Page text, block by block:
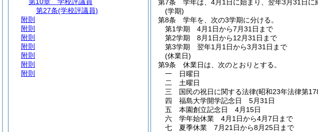
第7条
学年は、4月1日に始まり、翌年3月31日に
(学期)
第8条
学年を、次の3学期に分ける。
第1学期 4月1日から7月31日まで
第2学期 8月1日から12月31日まで
第3学期 翌年1月1日から3月31日まで
(休業日)
第9条
休業日は、次のとおりとする。
一
日曜日
二
土曜日
三
国民の祝日に関する法律(昭和23年法律第
四
福島大学開学記念日 5月31日
五
本園創立記念日 4月15日
六
学年始休業 4月1日から4月7日まで
七
夏季休業 7月21日から8月25日まで
第27条(学校評議員)
附則
附則
附則
附則
附則
附則
附則